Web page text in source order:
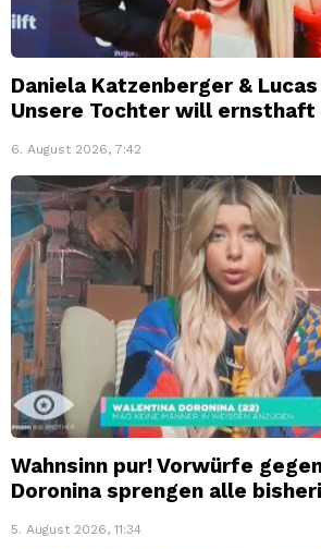
Daniela Katzenberger &
Unsere Tochter will
6. August 2026, 7:42
Wahnsinn pur! Vorwürfe
Doronina sprengen alle
5. August 2026, 11:34